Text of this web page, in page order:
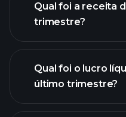
de ZOF
Qual foi a receita
trimestre?
relatórios
Qual foi o lucro
último trimestre?